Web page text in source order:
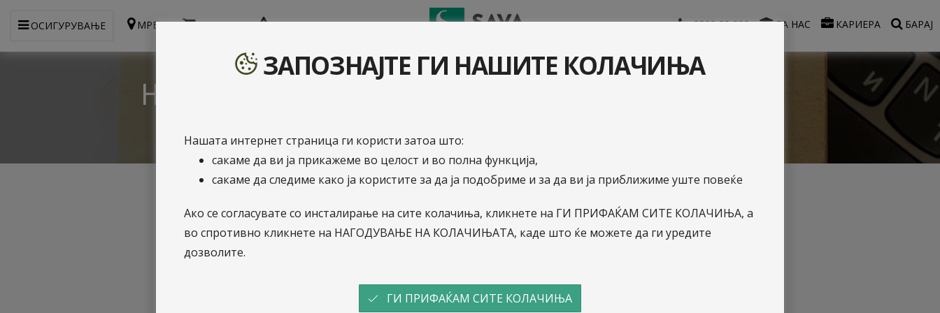
ОСИГУРУВАЊЕ МРЕЖА WEBSHOP ПРИЈАВИ ШТЕТA 0800 80 000 ЗА НАС КАРИЕРА БАРАЈ
Новини
19.4.2024
ЈАВЕН ПОВИК за свикување на
САВА осигурување, а.д. Скопје
ЗАПОЗНАЈТЕ ГИ НАШИТЕ КОЛАЧИЊА
Нашата интернет страница ги користи затоа што:
сакаме да ви ја прикажеме во целост и во полна функција,
сакаме да следиме како ја користите за да ја подобриме и за да ви ја приближиме уште повеќе
Ако се согласувате со инсталирање на сите колачиња, кликнете на ГИ ПРИФАЌАМ СИТЕ КОЛАЧИЊА, а
во спротивно кликнете на НАГОДУВАЊЕ НА КОЛАЧИЊАТА, каде што ќе можете да ги уредите
дозволите.
ГИ ПРИФАЌАМ СИТЕ КОЛАЧИЊА